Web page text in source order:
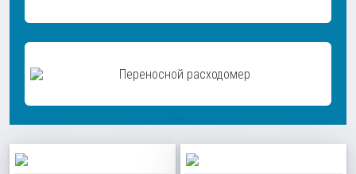
Переносной расходомер